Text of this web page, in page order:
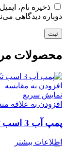
ذخیره نام،
دوباره دیدگاهی
محصولات
افزودن به مقایسه
نمایش سریع
افزودن به علاقه
پمپ آب 3 اسب تک فاز آبکو مدل CH300
اطلاعات بیشتر